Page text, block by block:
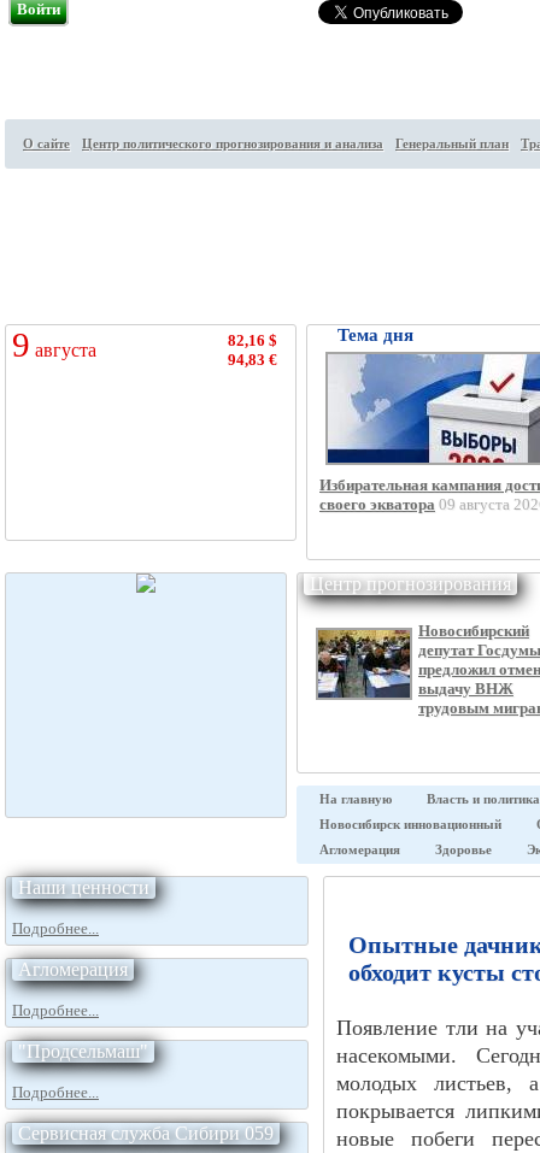
Войти
О сайте Центр политического прогнозирования и анализа Генеральный план
9 августа
82,16 $
94,83 €
Тема дня
Избирательная кампания
своего экватора 09 августа
Центр прогнозирования
Новосибирский
депутат Госдумы
предложил
выдачу ВНЖ
трудовым
На главную
Власть и политика
Новосибирск инновационный
Агломерация
Здоровье
Наши ценности
Подробнее...
Агломерация
Подробнее...
"Продсельмаш"
Подробнее...
Сервисная служба Сибири 059
Опытные
обходит кусты
Появление тли на
насекомыми.
молодых листьев,
покрывается
новые побеги